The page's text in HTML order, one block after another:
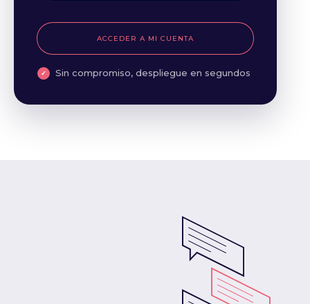
ACCEDER A MI CUENTA
Sin compromiso, despliegue en segundos